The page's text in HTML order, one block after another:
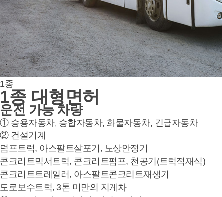
1종
1종 대형면허
운전 가능 차량
① 승용자동차, 승합자동차, 화물자동차, 긴급자동차
② 건설기계
덤프트럭, 아스팔트살포기, 노상안정기
콘크리트믹서트럭, 콘크리트펌프, 천공기(트럭적재식)
콘크리트트레일러, 아스팔트콘크리트재생기
도로보수트럭, 3톤 미만의 지게차